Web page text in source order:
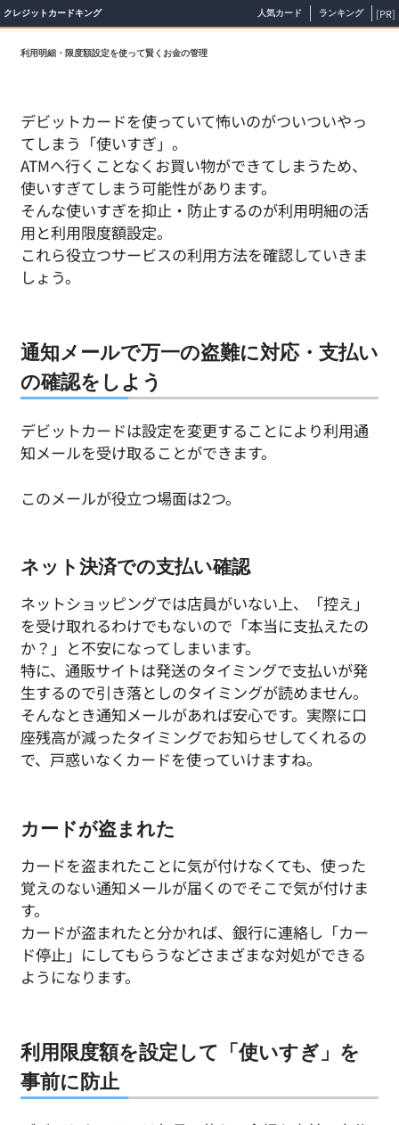
クレジットカードキング 人気カード ランキング [PR]
利用明細・限度額設定を使って賢くお金の管理
デビットカードを使っていて怖いのがついついやっ
てしまう「使いすぎ」。
ATMへ行くことなくお買い物ができてしまうため、
使いすぎてしまう可能性があります。
そんな使いすぎを抑止・防止するのが利用明細の活
用と利用限度額設定。
これら役立つサービスの利用方法を確認していきま
しょう。
通知メールで万一の盗難に対応・支払い
の確認をしよう
デビットカードは設定を変更することにより利用通
知メールを受け取ることができます。
このメールが役立つ場面は2つ。
ネット決済での支払い確認
ネットショッピングでは店員がいない上、「控え」
を受け取れるわけでもないので「本当に支払えたの
か？」と不安になってしまいます。
特に、通販サイトは発送のタイミングで支払いが発
生するので引き落としのタイミングが読めません。
そんなとき通知メールがあれば安心です。実際に口
座残高が減ったタイミングでお知らせしてくれるの
で、戸惑いなくカードを使っていけますね。
カードが盗まれた
カードを盗まれたことに気が付けなくても、使った
覚えのない通知メールが届くのでそこで気が付けま
す。
カードが盗まれたと分かれば、銀行に連絡し「カー
ド停止」にしてもらうなどさまざまな対処ができる
ようになります。
利用限度額を設定して「使いすぎ」を
事前に防止